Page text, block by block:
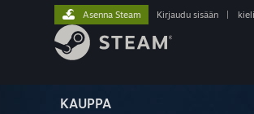
KAUPPA
Asenna Steam Kirjaudu sisään kieli